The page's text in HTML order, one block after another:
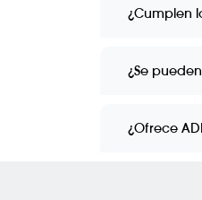
¿Cumplen
¿Se
¿Ofrece